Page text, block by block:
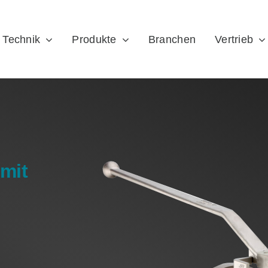
Technik Produkte Branchen Vertrieb